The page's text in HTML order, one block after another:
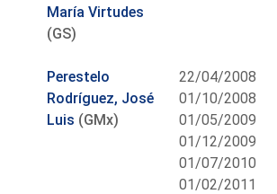
María Virtudes
(GS)
Perestelo
Rodríguez, José
Luis (GMx)
22/04/2008
01/10/2008
01/05/2009
01/12/2009
01/07/2010
01/02/2011